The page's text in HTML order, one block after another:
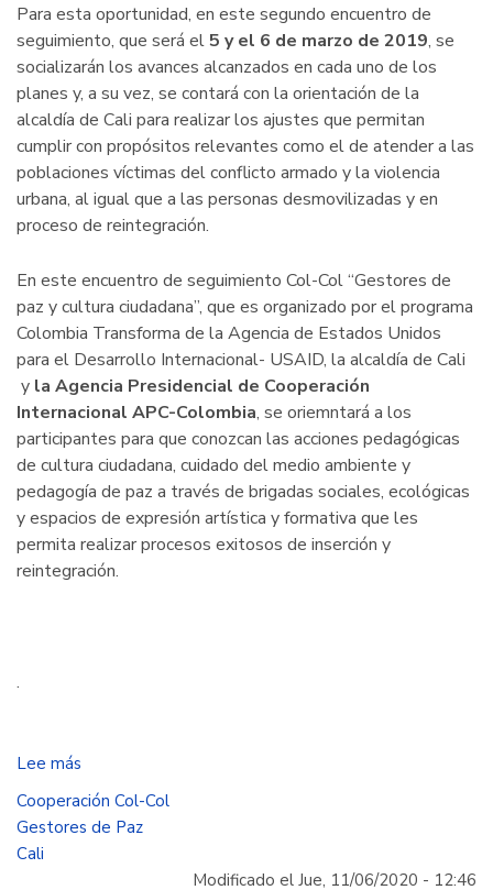
Para esta oportunidad, en este segundo encuentro de
seguimiento, que será el5 y el 6 de marzo de 2019, se
socializarán los avances alcanzados en cada uno de los
planes y, a su vez, se contará con la orientación de la
alcaldía de Cali para realizar los ajustes que permitan
cumplir con propósitos relevantes como el de atender a las
poblaciones víctimas del conflicto armado y la violencia
urbana, al igual que a las personas desmovilizadas y en
proceso de reintegración.
En este encuentro de seguimiento Col-Col “Gestores de
paz y cultura ciudadana”, que es organizado por el programa
Colombia Transforma de la Agencia de Estados Unidos
para el Desarrollo Internacional- USAID, la alcaldía de Cali
y la Agencia Presidencial de Cooperación
Internacional APC-Colombia, se oriemntará a los
participantes para que conozcan las acciones pedagógicas
de cultura ciudadana, cuidado del medio ambiente y
pedagogía de paz a través de brigadas sociales, ecológicas
y espacios de expresión artística y formativa que les
permita realizar procesos exitosos de inserción y
reintegración.
.
Lee más
Encuentro
de
Cooperación Col-Col
Gestores de Paz
Cali
Modificado el Jue, 11/06/2020 - 12:46